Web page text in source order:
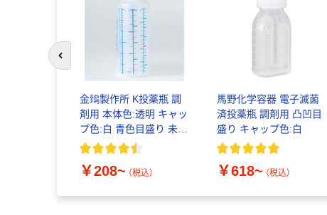
金鵄製作所 K投薬瓶 調
剤用 本体色:透明 キャッ
プ色:白 青色目盛り 未滅
菌
￥208~ （税込）
馬野化学容器 電子滅菌
済投薬瓶 調剤用 凸凹目
盛り キャップ色:白
￥618~ （税込）
前のスライドへ